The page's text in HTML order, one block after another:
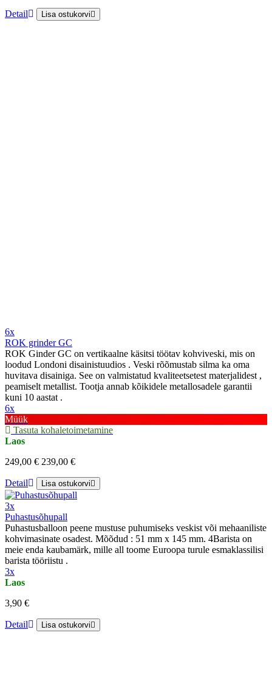
Detail Lisa ostukorvi
6x
ROK grinder GC
ROK Ginder GC on vertikaalne käsitsi töötav kohviveski, mis on
loodud Londoni disainistuudios . Veski rõõmustab silma ka oma
huvitava disainiga. See on valmistatud kvaliteetsetest materjalidest ,
peamiselt metallist. Tootja annab kõikidele metallosadele garantii
kuni 10 aastat .
6x
Müük
Tasuta kohaletoimetamine
Laos
249,00 € 239,00 €
Detail Lisa ostukorvi
3x
Puhastusõhupall
Puhastusballoon peene mustuse puhumiseks veskist või mehaaniliste
kohvimasinate osadest. Mõõdud : 51 mm x 145 mm. 4Barista on
meie enda kaubamärk, mille all toome Euroopa turule esmaklassilisi
barista tööriistu .
3x
Laos
3,90 €
Detail Lisa ostukorvi